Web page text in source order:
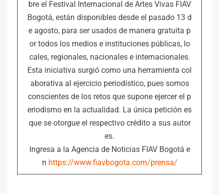
bre el Festival Internacional de Artes Vivas FIAV
Bogotá, están disponibles desde el pasado 13 d
e agosto, para ser usados de manera gratuita p
or todos los medios e instituciones públicas, lo
cales, regionales, nacionales e internacionales.
Esta iniciativa surgió como una herramienta col
aborativa al ejercicio periodístico, pues somos
conscientes de los retos que supone ejercer el p
eriodismo en la actualidad. La única petición es
que se otorgue el respectivo crédito a sus autor
es.
Ingresa a la Agencia de Noticias FIAV Bogotá e
n https://www.fiavbogota.com/prensa/